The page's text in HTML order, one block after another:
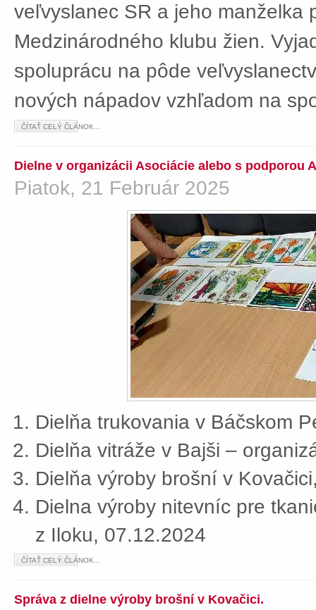
veľvyslanec SR a jeho manželka
Medzinárodného klubu žien.
spoluprácu na pôde
nových nápadov vzhľadom na
ČÍTAŤ CELÝ ČLÁNOK...
Dielne v organizácii Asociácie alebo s podporou
Piatok, 21 Február 2025
Dielňa trukovania v Báčskom
Dielňa vitráže v Bajši –
Dielňa výroby brošní v
Dielna výroby nitevníc pre
z Iloku, 07.12.2024
ČÍTAŤ CELÝ ČLÁNOK...
Správa z dielne výroby brošní v Kovačici.